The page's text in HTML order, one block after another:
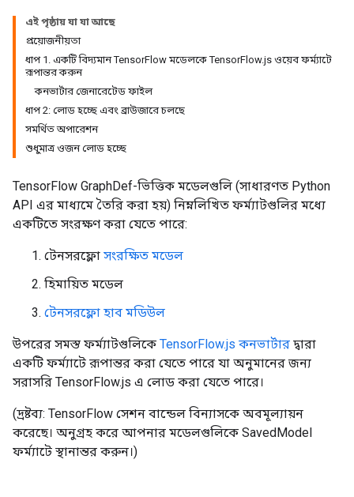
এই পৃষ্ঠায় যা যা আছে
প্রয়োজনীয়তা
ধাপ 1. একটি বিদ্যমান TensorFlow মডেলকে TensorFlow.js ওয়েব ফর্ম্যাটে
রূপান্তর করুন
কনভার্টার জেনারেটেড ফাইল
ধাপ 2: লোড হচ্ছে এবং ব্রাউজারে চলছে
সমর্থিত অপারেশন
শুধুমাত্র ওজন লোড হচ্ছে
TensorFlow GraphDef-ভিত্তিক মডেলগুলি (সাধারণত Python
API এর মাধ্যমে তৈরি করা হয়) নিম্নলিখিত ফর্ম্যাটগুলির মধ্যে
একটিতে সংরক্ষণ করা যেতে পারে:
টেনসরফ্লো সংরক্ষিত মডেল
হিমায়িত মডেল
টেনসরফ্লো হাব মডিউল
উপরের সমস্ত ফর্ম্যাটগুলিকে TensorFlow.js কনভার্টার দ্বারা
একটি ফর্ম্যাটে রূপান্তর করা যেতে পারে যা অনুমানের জন্য
সরাসরি TensorFlow.js এ লোড করা যেতে পারে।
(দ্রষ্টব্য: TensorFlow সেশন বান্ডেল বিন্যাসকে অবমূল্যায়ন
করেছে। অনুগ্রহ করে আপনার মডেলগুলিকে SavedModel
ফর্ম্যাটে স্থানান্তর করুন।)